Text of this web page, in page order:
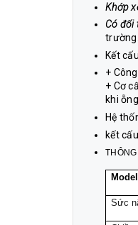
Khớp
Có đối
trường.
Kết
+
+ Cơ
khi
Hệ
kết
Sức